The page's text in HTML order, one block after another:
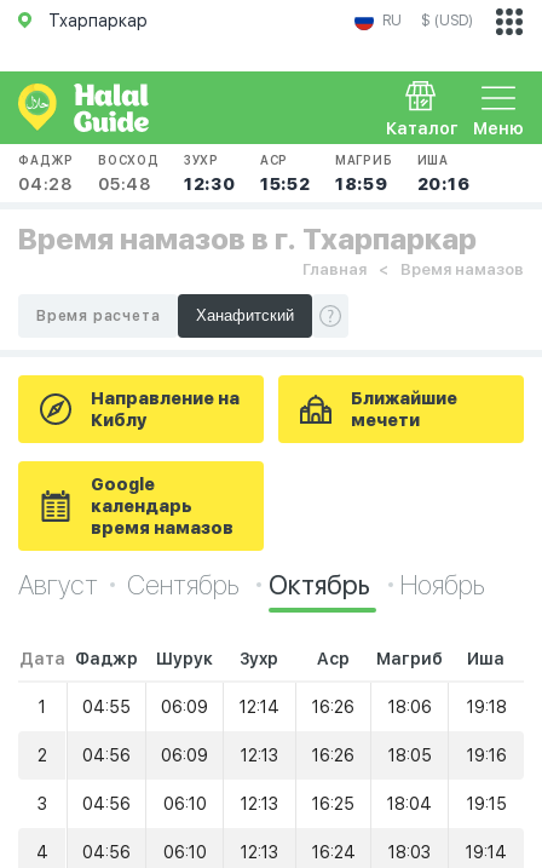
Тхарпаркар RU $ (USD)
Меню
Каталог
ФАДЖР
04:28
ВОСХОД
05:48
ЗУХР
12:30
АСР
15:52
МАГРИБ
18:59
ИША
20:16
Время намазов в г. Тхарпаркар
Главная Время намазов
Время расчета
Направление на
Киблу
Ближайшие
мечети
Google
календарь
время намазов
Август Сентябрь Октябрь Ноябрь
Дата Фаджр Шурук Зухр Аср Магриб Иша
1 04:55 06:09 12:14 16:26 18:06 19:18
2 04:56 06:09 12:13 16:26 18:05 19:16
3 04:56 06:10 12:13 16:25 18:04 19:15
4 04:56 06:10 12:13 16:24 18:03 19:14